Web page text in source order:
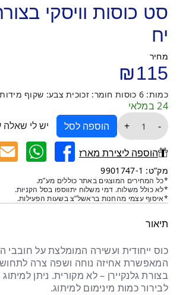
יח
מחיר
₪115
כמות: 6 כוסות חומר: זכוכית צבע: שקוף מידות: 5.5*11 ס&מ נפח: 170 מ&ל
24 במלאי
-
כמות
סט
כוסות
וויסקי
בצורת
גלנקיירן
רחב–
יח
+ הוספה לסל יש לי שאלה
הוספה ליצירת מארז
מק”ט: 9901747-1
*כל המחירים המוצגים באתר כוללים מע”מ.
*לא כולל משלוח. דמי משלוח יתווספו בסל הקניות.
*איסוף עצמי מהחנות בראשל”צ בשעות הפעילות.
תיאור
המאפשרת אחיזה נוחה ושפה צרה
לבירור כמות מינימום למיתוג.